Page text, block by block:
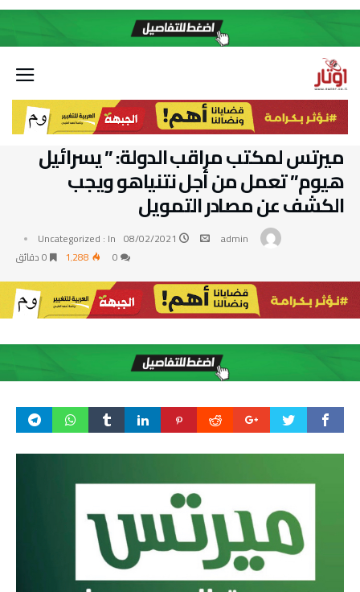
ميرتس لمكتب مراقب الدولة: ” يسرائيل
هيوم” تعمل من أجل نتنياهو ويجب
الكشف عن مصادر التمويل
admin
08/02/2021
In :
Uncategorized
1٬288 0 ‫دقائق‬